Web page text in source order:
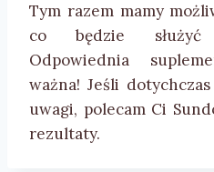
Tym razem mamy
co będzie
Odpowiednia
ważna! Jeśli
uwagi, polecam Ci
rezultaty.